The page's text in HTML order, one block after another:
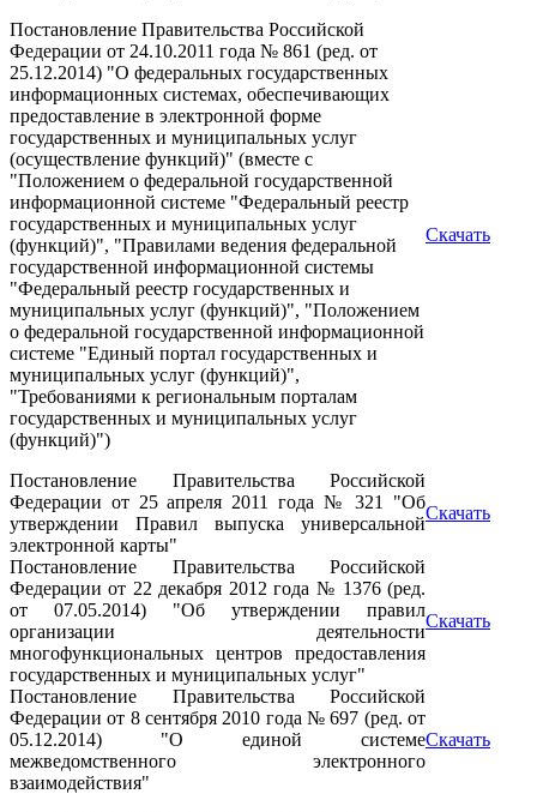
Постановление Правительства Российской
Федерации от 24.10.2011 года № 861 (ред. от
25.12.2014) "О федеральных государственных
информационных системах, обеспечивающих
предоставление в электронной форме
государственных и муниципальных услуг
(осуществление функций)" (вместе с
"Положением о федеральной государственной
информационной системе "Федеральный реестр
государственных и муниципальных услуг
(функций)", "Правилами ведения федеральной
государственной информационной системы
"Федеральный реестр государственных и
муниципальных услуг (функций)", "Положением
о федеральной государственной информационной
системе "Единый портал государственных и
муниципальных услуг (функций)",
"Требованиями к региональным порталам
государственных и муниципальных услуг
(функций)")
Скачать
Постановление Правительства Российской
Федерации от 25 апреля 2011 года № 321 "Об
утверждении Правил выпуска универсальной
электронной карты"
Скачать
Постановление Правительства Российской
Федерации от 22 декабря 2012 года № 1376 (ред.
от 07.05.2014) "Об утверждении правил
организации деятельности
многофункциональных центров предоставления
государственных и муниципальных услуг"
Скачать
Постановление Правительства Российской
Федерации от 8 сентября 2010 года № 697 (ред. от
05.12.2014) "О единой системе
межведомственного электронного
взаимодействия"
Скачать